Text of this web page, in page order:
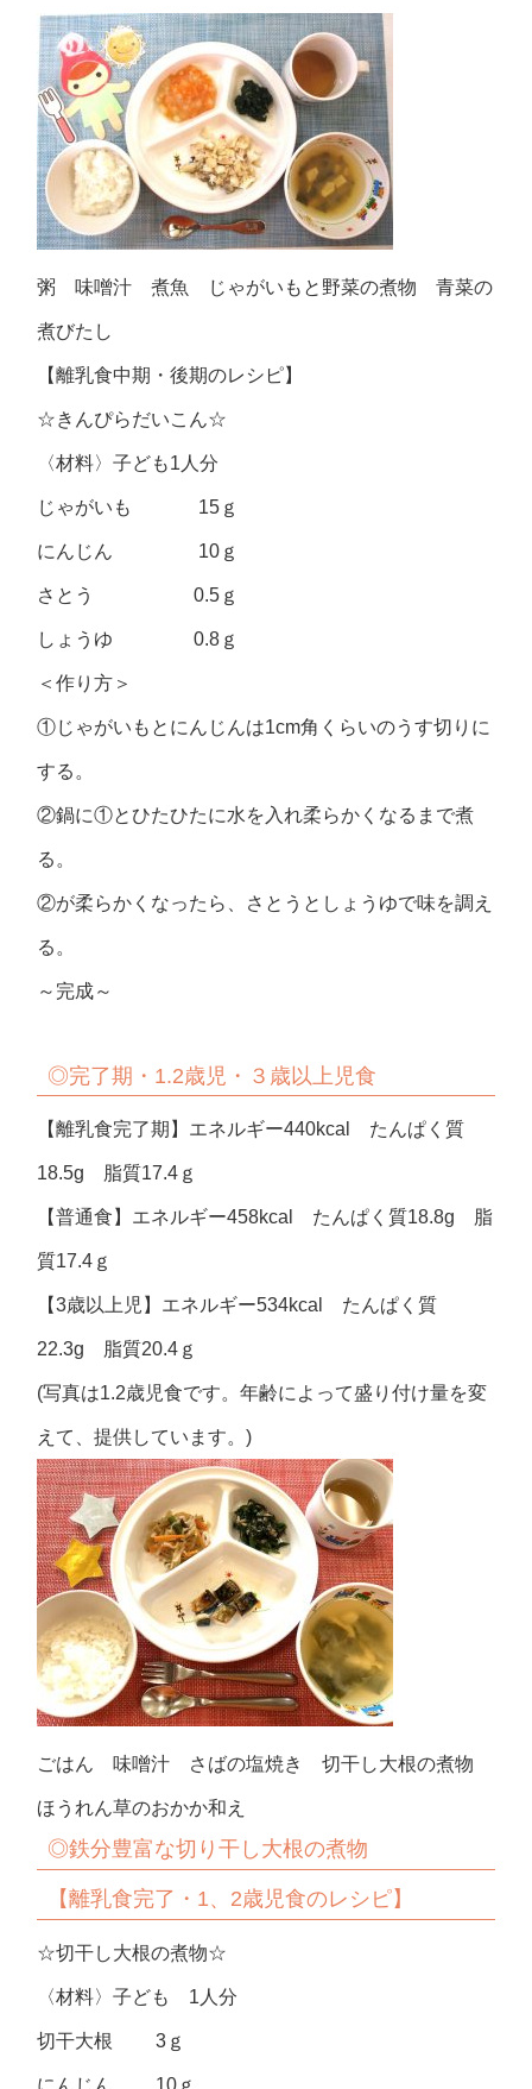
粥 味噌汁 煮魚 じゃがいもと野菜の煮物 青菜の
煮びたし
【離乳食中期・後期のレシピ】
☆きんぴらだいこん☆
〈材料〉子ども1人分
じゃがいも 15ｇ
にんじん 10ｇ
さとう 0.5ｇ
しょうゆ 0.8ｇ
＜作り方＞
①じゃがいもとにんじんは1cm角くらいのうす切りに
する。
②鍋に①とひたひたに水を入れ柔らかくなるまで煮
る。
②が柔らかくなったら、さとうとしょうゆで味を調え
る。
～完成～
◎完了期・1.2歳児・３歳以上児食
【離乳食完了期】エネルギー440kcal たんぱく質
18.5g 脂質17.4ｇ
【普通食】エネルギー458kcal たんぱく質18.8g 脂
質17.4ｇ
【3歳以上児】エネルギー534kcal たんぱく質
22.3g 脂質20.4ｇ
(写真は1.2歳児食です。年齢によって盛り付け量を変
えて、提供しています。)
ごはん 味噌汁 さばの塩焼き 切干し大根の煮物
ほうれん草のおかか和え
◎鉄分豊富な切り干し大根の煮物
【離乳食完了・1、2歳児食のレシピ】
☆切干し大根の煮物☆
〈材料〉子ども 1人分
切干大根 3ｇ
にんじん 10ｇ